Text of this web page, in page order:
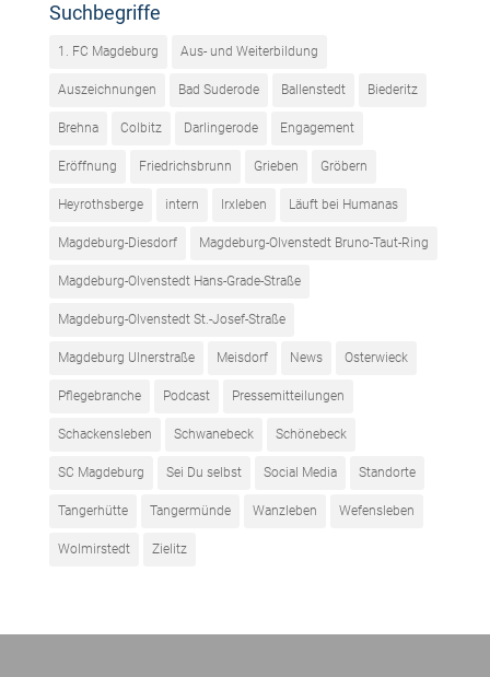
Suchbegriffe
1. FC Magdeburg Aus- und Weiterbildung
Auszeichnungen Bad Suderode Ballenstedt Biederitz
Brehna Colbitz Darlingerode Engagement
Eröffnung Friedrichsbrunn Grieben Gröbern
Heyrothsberge intern Irxleben Läuft bei Humanas
Magdeburg-Diesdorf Magdeburg-Olvenstedt Bruno-Taut-Ring
Magdeburg-Olvenstedt Hans-Grade-Straße
Magdeburg-Olvenstedt St.-Josef-Straße
Magdeburg Ulnerstraße Meisdorf News Osterwieck
Pflegebranche Podcast Pressemitteilungen
Schackensleben Schwanebeck Schönebeck
SC Magdeburg Sei Du selbst Social Media Standorte
Tangerhütte Tangermünde Wanzleben Wefensleben
Wolmirstedt Zielitz